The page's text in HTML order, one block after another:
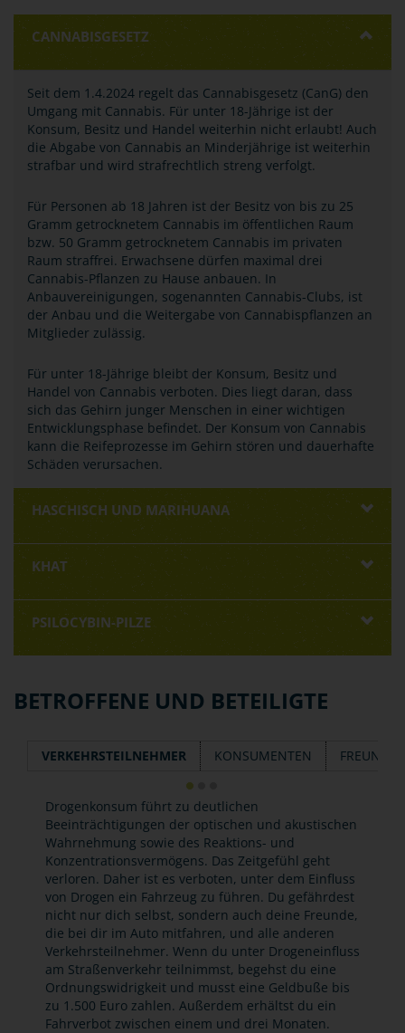
CANNABISGESETZ
Seit dem 1.4.2024 regelt das Cannabisgesetz (CanG) den
Umgang mit Cannabis. Für unter 18-Jährige ist der
Konsum, Besitz und Handel weiterhin nicht erlaubt! Auch
die Abgabe von Cannabis an Minderjährige ist weiterhin
strafbar und wird strafrechtlich streng verfolgt.
Für Personen ab 18 Jahren ist der Besitz von bis zu 25
Gramm getrocknetem Cannabis im öffentlichen Raum
bzw. 50 Gramm getrocknetem Cannabis im privaten
Raum straffrei. Erwachsene dürfen maximal drei
Cannabis-Pflanzen zu Hause anbauen. In
Anbauvereinigungen, sogenannten Cannabis-Clubs, ist
der Anbau und die Weitergabe von Cannabispflanzen an
Mitglieder zulässig.
Für unter 18-Jährige bleibt der Konsum, Besitz und
Handel von Cannabis verboten. Dies liegt daran, dass
sich das Gehirn junger Menschen in einer wichtigen
Entwicklungsphase befindet. Der Konsum von Cannabis
kann die Reifeprozesse im Gehirn stören und dauerhafte
Schäden verursachen.
HASCHISCH UND MARIHUANA
KHAT
PSILOCYBIN-PILZE
BETROFFENE UND BETEILIGTE
VERKEHRSTEILNEHMER KONSUMENTEN FREUNDE
Drogenkonsum führt zu deutlichen
Beeinträchtigungen der optischen und akustischen
Wahrnehmung sowie des Reaktions- und
Konzentrationsvermögens. Das Zeitgefühl geht
verloren. Daher ist es verboten, unter dem Einfluss
von Drogen ein Fahrzeug zu führen. Du gefährdest
nicht nur dich selbst, sondern auch deine Freunde,
die bei dir im Auto mitfahren, und alle anderen
Verkehrsteilnehmer. Wenn du unter Drogeneinfluss
am Straßenverkehr teilnimmst, begehst du eine
Ordnungswidrigkeit und musst eine Geldbuße bis
zu 1.500 Euro zahlen. Außerdem erhältst du ein
Fahrverbot zwischen einem und drei Monaten.